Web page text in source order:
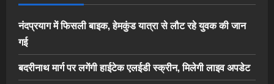
नंदप्रयाग में फिसली बाइक, हेमकुंड यात्रा से लौट रहे युवक की जान
गई
बदरीनाथ मार्ग पर लगेंगी हाईटेक एलईडी स्क्रीन, मिलेगी लाइव अपडेट